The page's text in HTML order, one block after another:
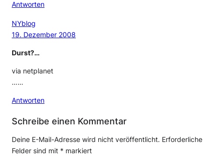
Antworten
NYblog
19. Dezember 2008
Durst?…
via netplanet
……
Antworten
Schreibe einen Kommentar
Deine E-Mail-Adresse wird nicht veröffentlicht. Erforderliche
Felder sind mit * markiert